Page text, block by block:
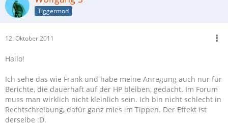
Tiggermod
12. Oktober 2011
Hallo!
Ich sehe das wie Frank und habe meine Anregung auch nur für
Berichte, die dauerhaft auf der HP bleiben, gedacht. Im Forum
muss man wirklich nicht kleinlich sein. Ich bin nicht schlecht in
Rechtschreibung, dafür ganz mies im Tippen. Der Effekt ist
derselbe :D.